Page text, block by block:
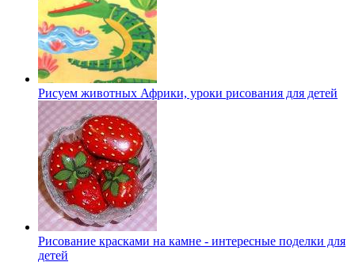
Рисуем животных Африки, уроки рисования для детей
Рисование красками на камне - интересные поделки для
детей